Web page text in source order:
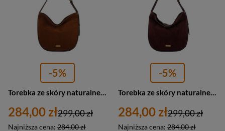
-5%
Torebka ze skóry naturalnej damska Barberini's 1003-6 worek A4 brązowa
284,00 zł
Najniższa cena: 284,00 zł
299,00 zł
-5%
Torebka ze skóry naturalnej damska Barberini's 1003-5 worek A4 bordowa
284,00 zł
Najniższa cena: 284,00 zł
299,00 zł